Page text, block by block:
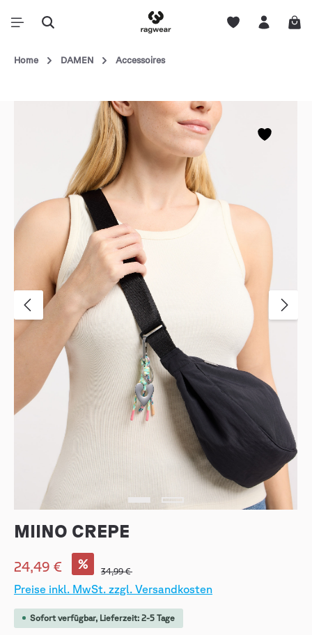
Home DAMEN Accessoires
MIINO CREPE
24,49 € %
34,99 €
Preise inkl. MwSt. zzgl. Versandkosten
Sofort verfügbar, Lieferzeit: 2-5 Tage